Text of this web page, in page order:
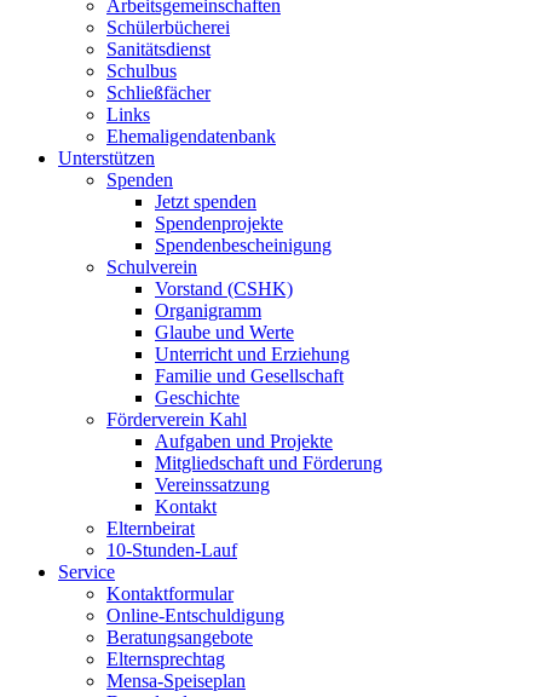
Arbeitsgemeinschaften
Schülerbücherei
Sanitätsdienst
Schulbus
Schließfächer
Links
Ehemaligendatenbank
Unterstützen
Spenden
Jetzt spenden
Spendenprojekte
Spendenbescheinigung
Schulverein
Vorstand (CSHK)
Organigramm
Glaube und Werte
Unterricht und Erziehung
Familie und Gesellschaft
Geschichte
Förderverein Kahl
Aufgaben und Projekte
Mitgliedschaft und Förderung
Vereinssatzung
Kontakt
Elternbeirat
10-Stunden-Lauf
Service
Kontaktformular
Online-Entschuldigung
Beratungsangebote
Elternsprechtag
Mensa-Speiseplan